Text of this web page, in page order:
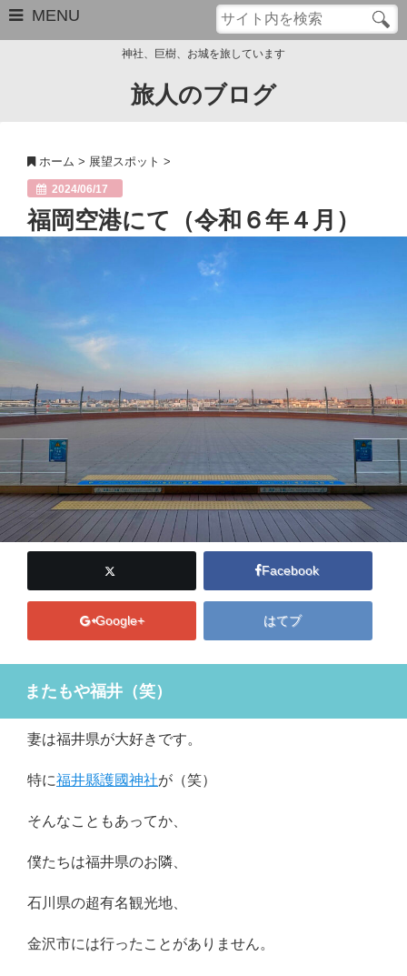
MENU
サイトマップ
管理人のプロフィール
Close
神社、巨樹、お城を旅しています
旅人のブログ
ホーム > 展望スポット >
2024/06/17
福岡空港にて（令和６年４月）
Facebook
Google+ はてブ
またもや福井（笑）
妻は福井県が大好きです。
特に福井縣護國神社が（笑）
そんなこともあってか、
僕たちは福井県のお隣、
石川県の超有名観光地、
金沢市には行ったことがありません。